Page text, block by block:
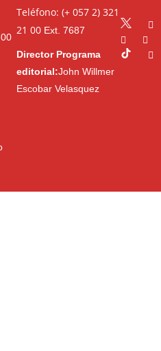
Teléfono: (+ 057 2) 321
21 00Ext. 7687
Director Programa
editorial:John Willmer
Escobar Velasquez